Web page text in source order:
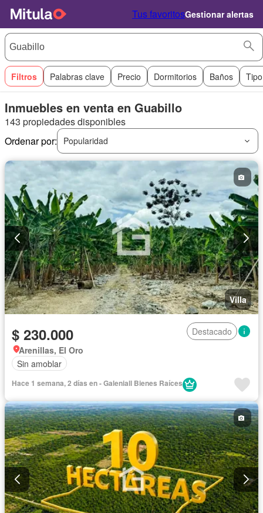
Tus favoritosGestionar alertas
Filtros Palabras clave Precio Dormitorios Baños
Inmuebles en venta en Guabillo
143 propiedades disponibles
Ordenar por:
Popularidad
Villa
$ 230.000
Destacado
Arenillas, El Oro
Sin amoblar
Hace 1 semana, 2 días en - Galeniall Bienes Raíces